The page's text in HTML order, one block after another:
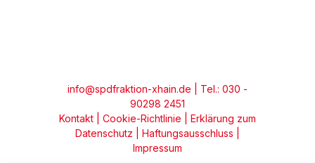
info@spdfraktion-xhain.de | Tel.: 030 -
90298 2451
Kontakt
Cookie-Richtlinie
Erklärung zum
Datenschutz
Haftungsausschluss
Impressum